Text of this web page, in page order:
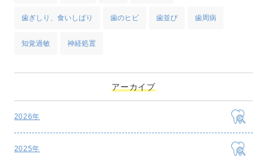
歯ぎしり、食いしばり 歯のヒビ 歯並び 歯周病
知覚過敏 神経処置
アーカイブ
2026年
2025年